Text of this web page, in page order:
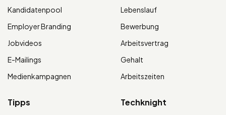
Kandidatenpool
Employer Branding
Jobvideos
E-Mailings
Medienkampagnen
Lebenslauf
Bewerbung
Arbeitsvertrag
Gehalt
Arbeitszeiten
Tipps Techknight